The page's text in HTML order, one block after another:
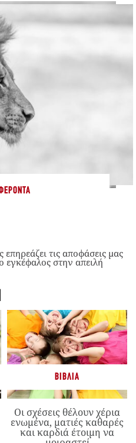
τις αποφάσεις μας
εγκέφαλος στην απειλή
ΒΙΒΛΊΑ
Οι σχέσεις θέλουν χέρια
ενωμένα, ματιές καθαρές
και καρδιά έτοιμη να